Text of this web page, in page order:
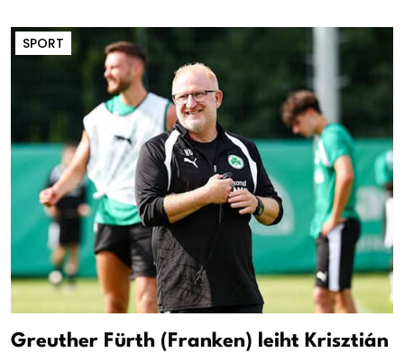
SPORT
Greuther Fürth (Franken) leiht Krisztián